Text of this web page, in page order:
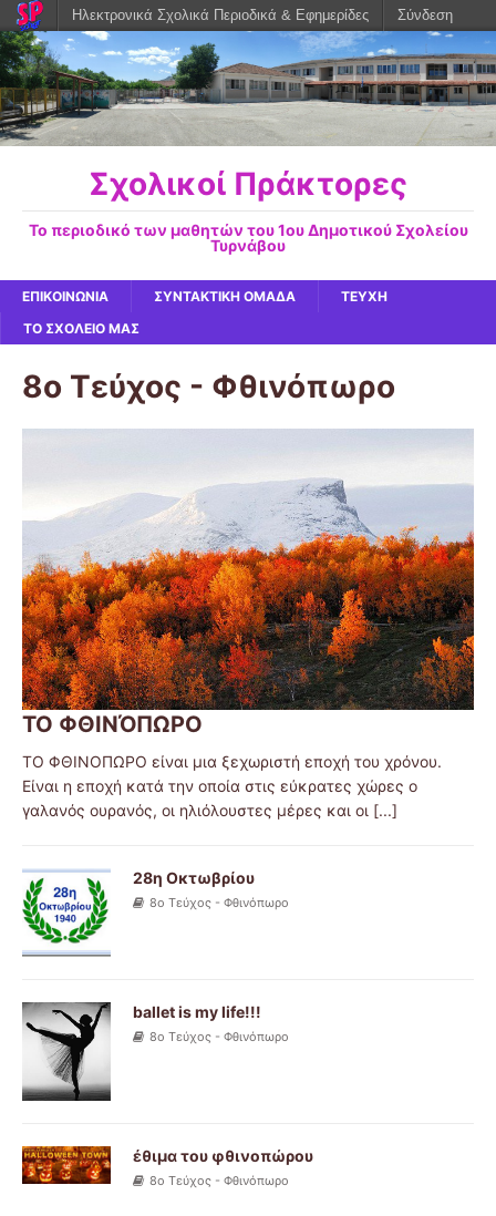
Σχολικοί Πράκτορες
Το περιοδικό των μαθητών του 1ου Δημοτικού Σχολείου
Τυρνάβου
ΕΠΙΚΟΙΝΩΝΙΑ ΣΥΝΤΑΚΤΙΚΗ ΟΜΑΔΑ
ΤΕΥΧΗ
ΤΟ ΣΧΟΛΕΙΟ ΜΑΣ
8ο Τεύχος - Φθινόπωρο
ΤΟ ΦΘΙΝΌΠΩΡΟ
ΤΟ ΦΘΙΝΟΠΩΡΟ είναι μια ξεχωριστή εποχή του χρόνου.
Είναι η εποχή κατά την οποία στις εύκρατες χώρες ο
γαλανός ουρανός, οι ηλιόλουστες μέρες και οι [...]
28η Οκτωβρίου
8ο Τεύχος - Φθινόπωρο
ballet is my life!!!
8ο Τεύχος - Φθινόπωρο
έθιμα του φθινοπώρου
8ο Τεύχος - Φθινόπωρο
Ηλεκτρονικά Σχολικά Περιοδικά & Εφημερίδες Σύνδεση